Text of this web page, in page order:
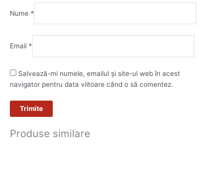
Nume *
Email *
Salvează-mi numele, emailul și site-ul web în acest
navigator pentru data viitoare când o să comentez.
Produse similare